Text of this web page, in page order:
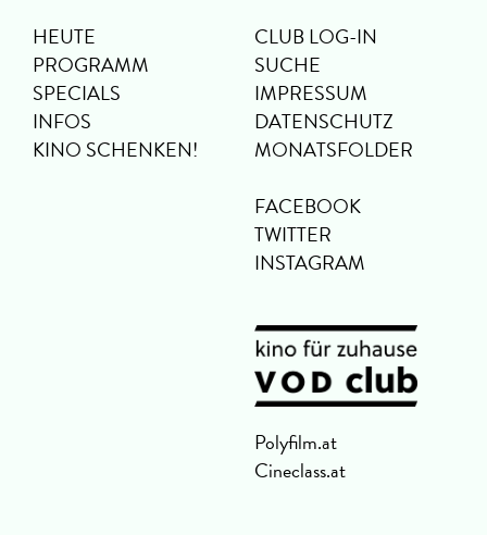
HEUTE
PROGRAMM
SPECIALS
INFOS
KINO SCHENKEN!
CLUB LOG-IN
SUCHE
IMPRESSUM
DATENSCHUTZ
MONATSFOLDER
FACEBOOK
TWITTER
INSTAGRAM
Polyfilm.at
Cineclass.at